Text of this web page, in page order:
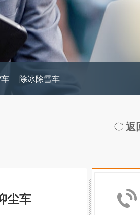
除冰除雪车
 返
尘车